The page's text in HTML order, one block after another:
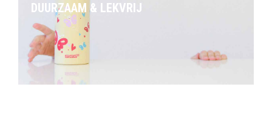
DUURZAAM & LEKVRIJ